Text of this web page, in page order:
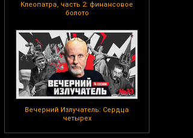
Клеопатра, часть 2: финансовое
болото
Вечерний Излучатель: Сердца
четырех